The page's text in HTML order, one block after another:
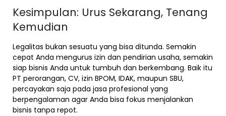
Kesimpulan: Urus Sekarang, Tenang
Kemudian
Legalitas bukan sesuatu yang bisa ditunda. Semakin
cepat Anda mengurus izin dan pendirian usaha, semakin
siap bisnis Anda untuk tumbuh dan berkembang. Baik itu
PT perorangan, CV, izin BPOM, IDAK, maupun SBU,
percayakan saja pada jasa profesional yang
berpengalaman agar Anda bisa fokus menjalankan
bisnis tanpa repot.